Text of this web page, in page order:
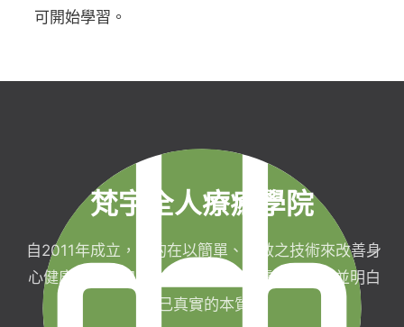
可開始學習。
梵宇全人療癒學院
自2011年成立，目的在以簡單、有效之技術來改善身
心健康，協助完成生命目標與實現靈性生活，並明白
自己真實的本質。